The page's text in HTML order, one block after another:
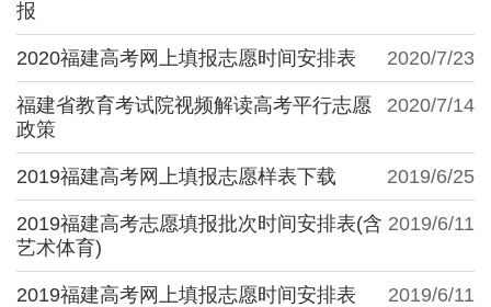
报
2020/7/23
2020福建高考网上填报志愿时间安排表
2020/7/14
福建省教育考试院视频解读高考平行志愿
政策
2019/6/25
2019福建高考网上填报志愿样表下载
2019/6/11
2019福建高考志愿填报批次时间安排表(含
艺术体育)
2019/6/11
2019福建高考网上填报志愿时间安排表